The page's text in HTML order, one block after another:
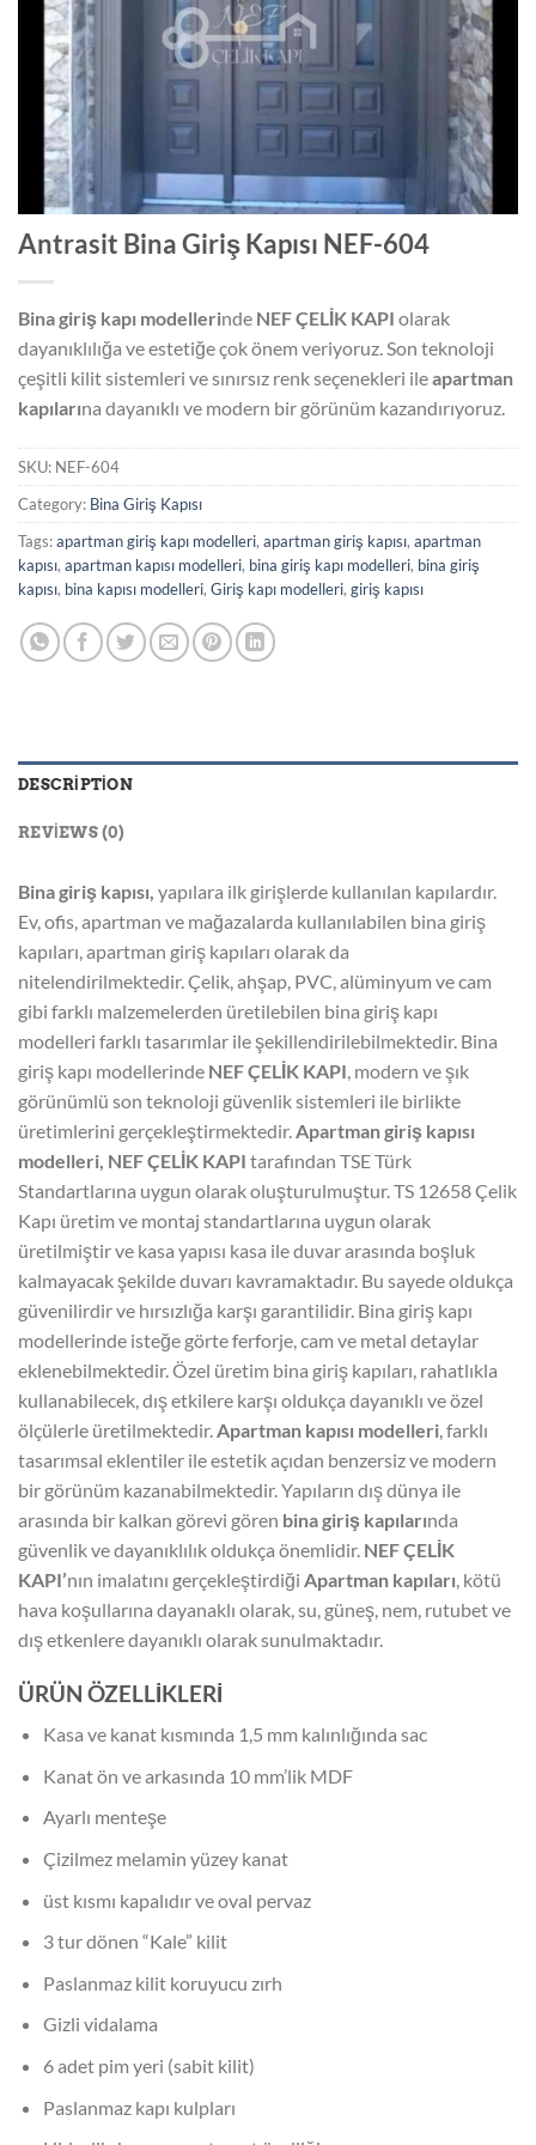
Antrasit Bina Giriş Kapısı NEF-604
Bina giriş kapı modellerinde NEF ÇELİK KAPI olarak
dayanıklılığa ve estetiğe çok önem veriyoruz. Son teknoloji
çeşitli kilit sistemleri ve sınırsız renk seçenekleri ileapartman
kapılarına dayanıklı ve modern bir görünüm kazandırıyoruz.
SKU: NEF-604
Category: Bina Giriş Kapısı
Tags:apartman giriş kapı modelleri, apartman giriş kapısı, apartman
kapısı, apartman kapısı modelleri, bina giriş kapı modelleri, bina giriş
kapısı, bina kapısı modelleri, Giriş kapı modelleri, giriş kapısı
DESCRIPTION
REVIEWS (0)
Bina giriş kapısı, yapılara ilk girişlerde kullanılan kapılardır.
Ev, ofis, apartman ve mağazalarda kullanılabilen bina giriş
kapıları, apartman giriş kapıları olarak da
nitelendirilmektedir. Çelik, ahşap, PVC, alüminyum ve cam
gibi farklı malzemelerden üretilebilen bina giriş kapı
modelleri farklı tasarımlar ile şekillendirilebilmektedir. Bina
giriş kapı modellerinde NEF ÇELİK KAPI , modern ve şık
görünümlü son teknoloji güvenlik sistemleri ile birlikte
üretimlerini gerçekleştirmektedir. Apartman giriş kapısı
modelleri, NEF ÇELİK KAPI tarafından TSE Türk
Standartlarına uygun olarak oluşturulmuştur. TS 12658 Çelik
Kapı üretim ve montaj standartlarına uygun olarak
üretilmiştir ve kasa yapısı kasa ile duvar arasında boşluk
kalmayacak şekilde duvarı kavramaktadır. Bu sayede oldukça
güvenilirdir ve hırsızlığa karşı garantilidir. Bina giriş kapı
modellerinde isteğe görte ferforje, cam ve metal detaylar
eklenebilmektedir. Özel üretim bina giriş kapıları, rahatlıkla
kullanabilecek, dış etkilere karşı oldukça dayanıklı ve özel
ölçülerle üretilmektedir. Apartman kapısı modelleri , farklı
tasarımsal eklentiler ile estetik açıdan benzersiz ve modern
bir görünüm kazanabilmektedir. Yapıların dış dünya ile
arasında bir kalkan görevi gören bina giriş kapılarında
güvenlik ve dayanıklılık oldukça önemlidir. NEF ÇELİK
KAPI’nın imalatını gerçekleştirdiği Apartman kapıları , kötü
hava koşullarına dayanaklı olarak, su, güneş, nem, rutubet ve
dış etkenlere dayanıklı olarak sunulmaktadır.
ÜRÜN ÖZELLİKLERİ
Kasa ve kanat kısmında 1,5 mm kalınlığında sac
Kanat ön ve arkasında 10 mm’lik MDF
Ayarlı menteşe
Çizilmez melamin yüzey kanat
üst kısmı kapalıdır ve oval pervaz
3 tur dönen “Kale” kilit
Paslanmaz kilit koruyucu zırh
Gizli vidalama
6 adet pim yeri (sabit kilit)
Paslanmaz kapı kulpları